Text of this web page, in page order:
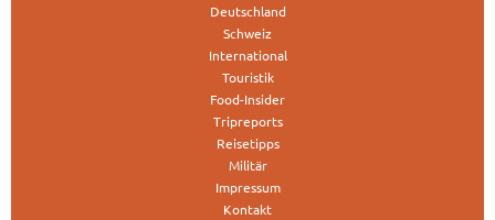
Deutschland
Schweiz
International
Touristik
Food-Insider
Tripreports
Reisetipps
Militär
Impressum
Kontakt